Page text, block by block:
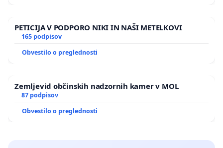
PETICIJA V PODPORO NIKI IN NAŠI METELKOVI
165 podpisov
Obvestilo o preglednosti
Zemljevid občinskih nadzornih kamer v MOL
87 podpisov
Obvestilo o preglednosti